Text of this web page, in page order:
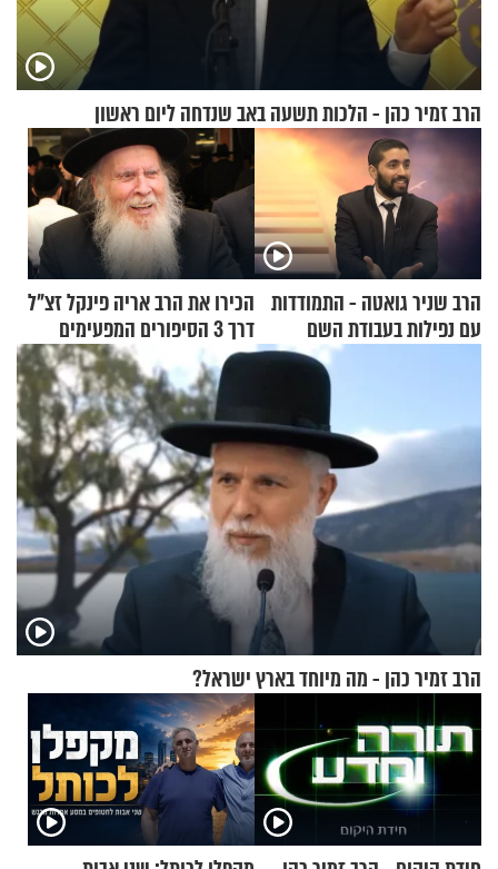
הרב זמיר כהן - הלכות תשעה באב שנדחה ליום ראשון
הרב שניר גואטה - התמודדות
עם נפילות בעבודת השם
הכירו את הרב אריה פינקל זצ"ל
דרך 3 הסיפורים המפעימים
האלה
הרב זמיר כהן - מה מיוחד בארץ ישראל?